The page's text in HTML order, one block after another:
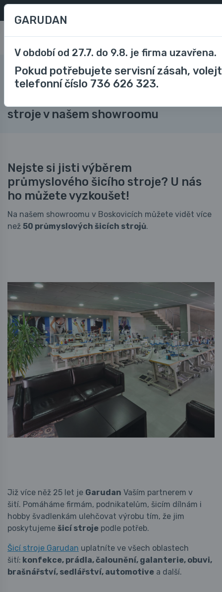
Blog
Vyzkoušejte si průmyslové šicí stroje v našem showroomu
stroje v našem showroomu
Nejste si jisti výběrem
průmyslového šicího stroje? U nás
ho můžete vyzkoušet!
Na našem showroomu v Boskovicích můžete vidět více
než 50 průmyslových šicích strojů.
Již více něž 25 let je Garudan Vaším partnerem v
šití. Pomáháme firmám, podnikatelům, šicím dílnám i
hobby švadlenkám ulehčovat výrobu tím, že jim
poskytujeme šicí stroje podle potřeb.
Šicí stroje Garudan uplatníte ve všech oblastech
šití: konfekce, prádla, čalounění, galanterie, obuvi,
brašnářství, sedlářství, automotive a další.
GARUDAN
V období od 27.7. do 9.8. je firma uzavřena.
Pokud potřebujete servisní zásah,
telefonní číslo 736 626 323.